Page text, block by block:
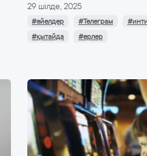
29 шілде, 2025
#әйелдер #Телеграм
#қытайда
#ерлер